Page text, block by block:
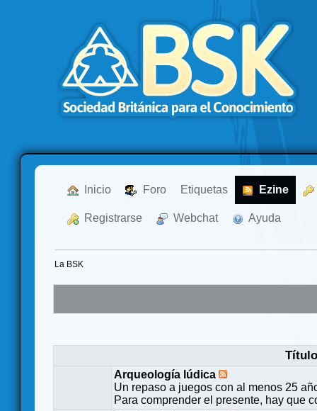
Inicio Foro Etiquetas Ezine
Registrarse Webchat Ayuda
La BSK
Título
Arqueología lúdica
Un repaso a juegos con al menos 25
Para comprender el presente, hay que